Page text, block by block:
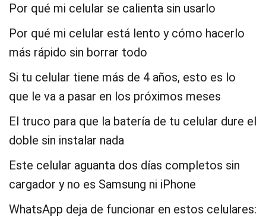
Por qué mi celular se calienta sin usarlo
Por qué mi celular está lento y cómo hacerlo
más rápido sin borrar todo
Si tu celular tiene más de 4 años, esto es lo
que le va a pasar en los próximos meses
El truco para que la batería de tu celular dure el
doble sin instalar nada
Este celular aguanta dos días completos sin
cargador y no es Samsung ni iPhone
WhatsApp deja de funcionar en estos celulares: